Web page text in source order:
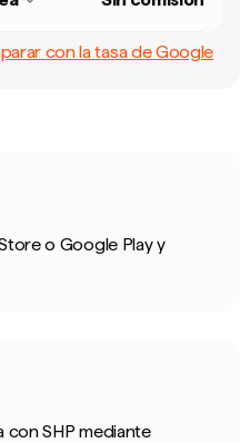
con la tasa de Google
o Google Play y
SHP mediante